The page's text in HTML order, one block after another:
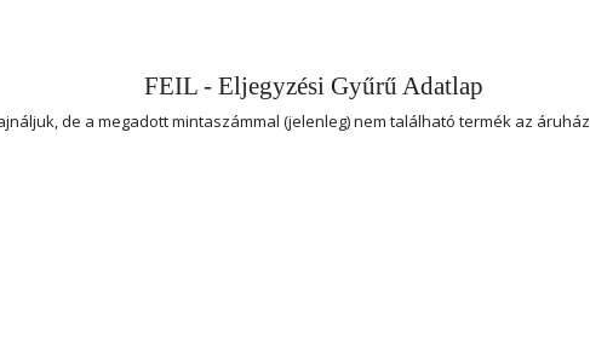
FEIL - Eljegyzési Gyűrű Adatlap
de a megadott mintaszámmal (jelenleg) nem található termék az